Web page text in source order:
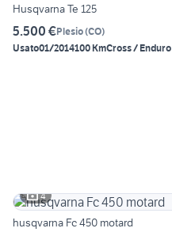
Husqvarna Te 125
5.500 €Plesio(CO)
Usato01/2014100 KmCross / Enduro
4
husqvarna Fc 450 motard